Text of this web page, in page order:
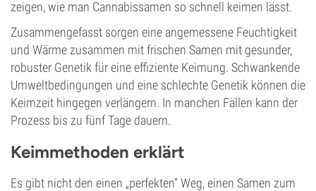
zeigen, wie man Cannabissamen so schnell keimen lässt.
Zusammengefasst sorgen eine angemessene Feuchtigkeit
und Wärme zusammen mit frischen Samen mit gesunder,
robuster Genetik für eine effiziente Keimung. Schwankende
Umweltbedingungen und eine schlechte Genetik können die
Keimzeit hingegen verlängern. In manchen Fällen kann der
Prozess bis zu fünf Tage dauern.
Keimmethoden erklärt
Es gibt nicht den einen „perfekten“ Weg, einen Samen zum